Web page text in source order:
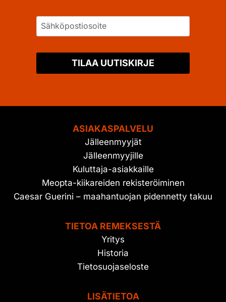
TILAA UUTISKIRJE
ASIAKASPALVELU
Jälleenmyyjät
Jälleenmyyjille
Kuluttaja-asiakkaille
Meopta-kiikareiden rekisteröiminen
Caesar Guerini – maahantuojan pidennetty takuu
TIETOA REMEKSESTÄ
Yritys
Historia
Tietosuojaseloste
LISÄTIETOA